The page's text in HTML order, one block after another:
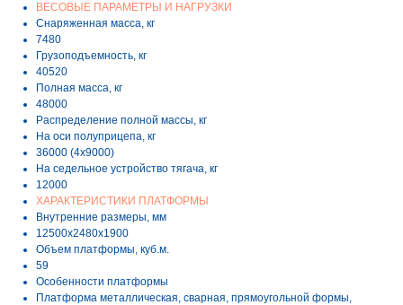
ВЕСОВЫЕ ПАРАМЕТРЫ И НАГРУЗКИ
Снаряженная масса, кг
7480
Грузоподъемность, кг
40520
Полная масса, кг
48000
Распределение полной массы, кг
На оси полуприцепа, кг
36000 (4х9000)
На седельное устройство тягача, кг
12000
ХАРАКТЕРИСТИКИ ПЛАТФОРМЫ
Внутренние размеры, мм
12500х2480х1900
Объем платформы, куб.м.
59
Особенности платформы
Платформа металлическая, сварная, прямоугольной формы,